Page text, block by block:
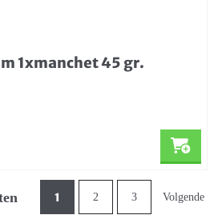
1xmanchet 45 gr.
1 2 3 Volgende